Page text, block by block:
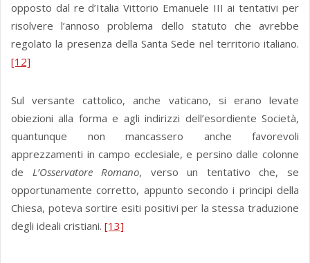
opposto dal re d’Italia Vittorio Emanuele III ai tentativi per
risolvere l’annoso problema dello statuto che avrebbe
regolato la presenza della Santa Sede nel territorio italiano.
[12]
Sul versante cattolico, anche vaticano, si erano levate
obiezioni alla forma e agli indirizzi dell’esordiente Società,
quantunque non mancassero anche favorevoli
apprezzamenti in campo ecclesiale, e persino dalle colonne
de L’Osservatore Romano, verso un tentativo che, se
opportunamente corretto, appunto secondo i principi della
Chiesa, poteva sortire esiti positivi per la stessa traduzione
degli ideali cristiani. [13]